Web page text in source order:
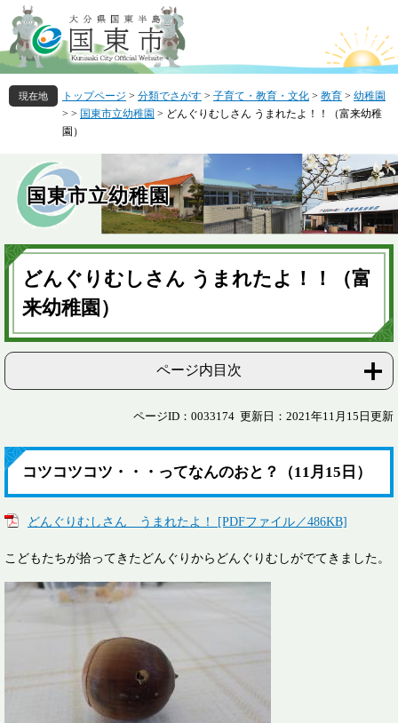
ー
ジ
の
先
頭
ニ
ュ
ー
を
飛
トップページ > 分類でさがす > 子育て・教育・文化 > 教育 > 幼稚園
> > 国東市立幼稚園 > どんぐりむしさん うまれたよ！！（富来幼稚
園）
国東市立幼稚園
本
文
どんぐりむしさん うまれたよ！！（富
来幼稚園）
ページ内目次
ページID：0033174 更新日：2021年11月15日更新
コツコツコツ・・・ってなんのおと？（11月15日）
どんぐりむしさん うまれたよ！ [PDFファイル／486KB]
こどもたちが拾ってきたどんぐりからどんぐりむしがでてきました。